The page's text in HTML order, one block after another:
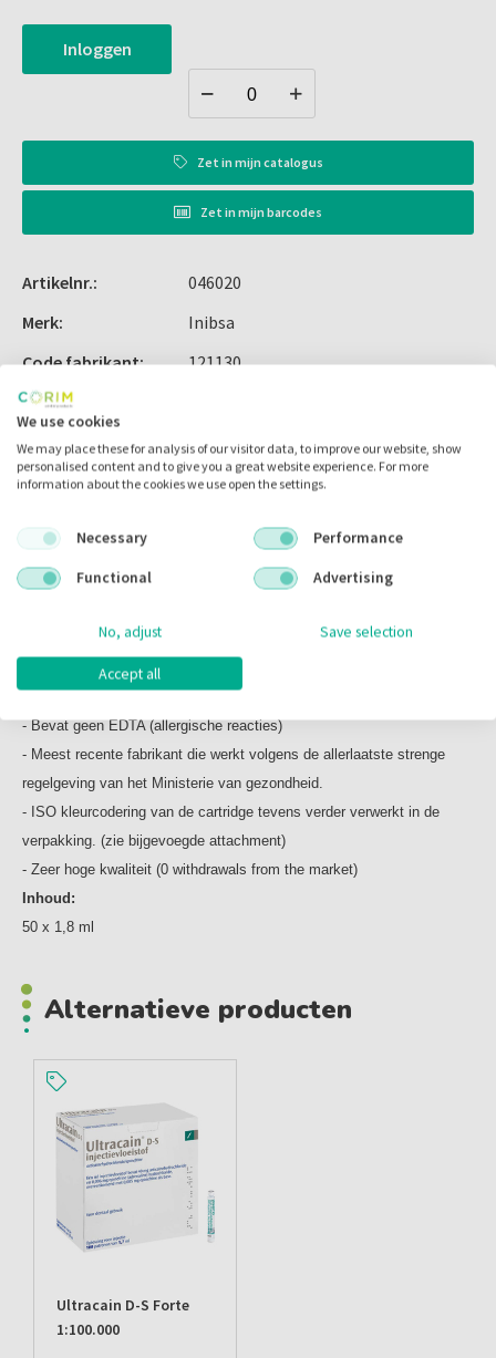
Inloggen
Zet inmijn catalogus
Zet inmijn barcodes
Artikelnr.:
046020
Merk:
Inibsa
Code fabrikant:
121130
Inhoud:
Voorraad:
Omschrijving Alternatieve producten
Omschrijving
- Bevat geen EDTA (allergische reacties)
- Meest recente fabrikant die werkt volgens de allerlaatste strenge
regelgeving van het Ministerie van gezondheid.
- ISO kleurcodering van de cartridge tevens verder verwerkt in de
verpakking. (zie bijgevoegde attachment)
- Zeer hoge kwaliteit (0 withdrawals from the market)
Inhoud:
50 x 1,8 ml
Alternatieve producten
Ultracain D-S Forte
1:100.000
We use cookies
We may place these for analysis of our visitor data, to improve our website, show
personalised content and to give you a great website experience. For more
information about the cookies we use open the settings.
Necessary
Performance
Functional
Advertising
No, adjust Save selection
Accept all